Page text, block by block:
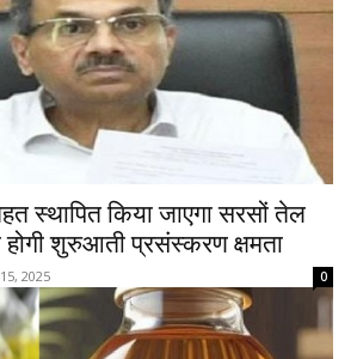
स्थापित किया जाएगा सरसों तेल
होगी शुरुआती प्रसंस्करण क्षमता
2025 0